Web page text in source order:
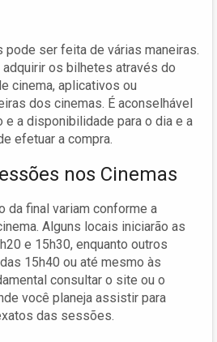
pode ser feita de várias maneiras.
os bilhetes através do
cinema, aplicativos ou
dos cinemas. É aconselhável
e a disponibilidade para o dia e a
efetuar a compra.
nos Cinemas
da final variam conforme a
Alguns locais iniciarão as
e 15h30, enquanto outros
15h40 ou até mesmo às
consultar o site ou o
você planeja assistir para
das sessões.